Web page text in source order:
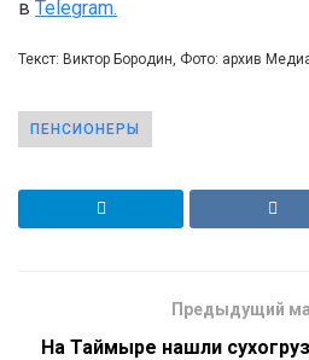
в Telegram.
Текст: Виктор Бородин, Фото: архив
ПЕНСИОНЕРЫ
Предыдущий
На Таймыре нашли